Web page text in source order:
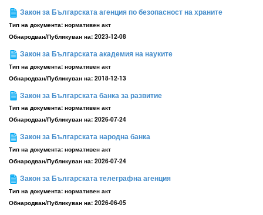
Закон за Българската агенция по безопасност на храните
Тип на документа: нормативен акт
Обнародван/Публикуван на: 2023-12-08
Закон за Българската академия на науките
Тип на документа: нормативен акт
Обнародван/Публикуван на: 2018-12-13
Закон за Българската банка за развитие
Тип на документа: нормативен акт
Обнародван/Публикуван на: 2026-07-24
Закон за Българската народна банка
Тип на документа: нормативен акт
Обнародван/Публикуван на: 2026-07-24
Закон за Българската телеграфна агенция
Тип на документа: нормативен акт
Обнародван/Публикуван на: 2026-06-05